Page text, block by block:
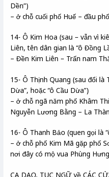
Dền”)
– ở chỗ cuối phố Huế – đầu
14- Ô Kim Hoa (sau – vẫn vì
Liên, tên dân gian là “ô Đồng
– Đền Kim Liên – Trấn nam
15- Ô Thịnh Quang (sau đổi là
Dừa”, hoặc “ô Cầu Dừa”)
– ở chỗ ngã năm phố Khâm
Nguyễn Lương Bằng – La
16- Ô Thanh Bảo (quen gọi là
– ở chỗ phố Kim Mã gặp phố
nơi đây có mộ vua Phùng Hưng
CA DAO, TỤC NGỮ về CÁC